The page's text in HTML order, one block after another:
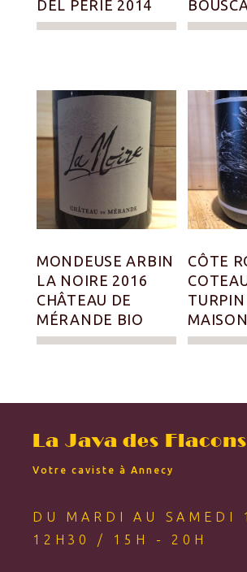
DEL PERIÉ 2014
MONDEUSE ARBIN
LA NOIRE 2016
CHÂTEAU DE
MÉRANDE BIO
CÔTE
La Java des Flacons
Votre caviste à Annecy
DU MARDI AU SAMEDI
12H30 / 15H - 20H